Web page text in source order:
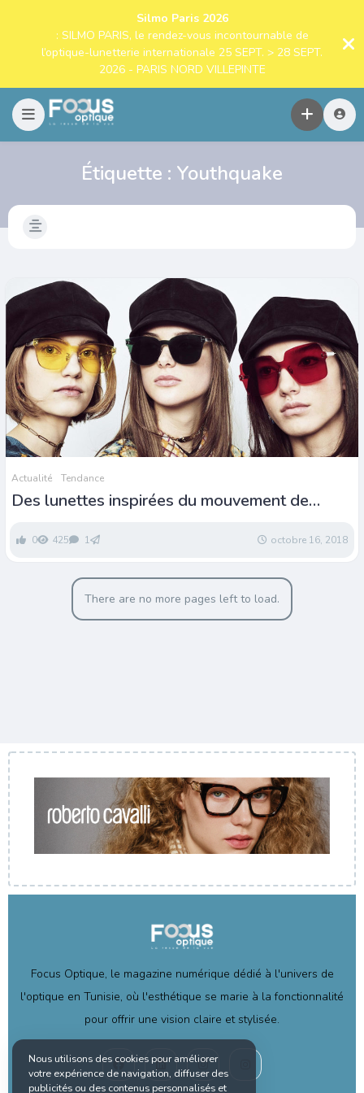
Silmo Paris 2026
: SILMO PARIS, le rendez-vous incontournable de
l’optique-lunetterie internationale 25 SEPT. > 28 SEPT.
2026 - PARIS NORD VILLEPINTE
Étiquette : Youthquake
Actualité Tendance
Des lunettes inspirées du mouvement de
0 425 1 octobre 16, 2018
There are no more pages left to load.
Focus Optique, le magazine numérique dédié à l'univers de
l'optique en Tunisie, où l'esthétique se marie à la fonctionnalité
pour offrir une vision claire et stylisée.
Nous utilisons des cookies pour améliorer
votre expérience de navigation, diffuser des
publicités ou des contenus personnalisés et